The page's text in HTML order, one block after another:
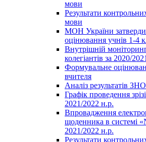
мови
Результати
мови
МОН України
оцінювання учнів 1-4
Внутрішній моніторинг
колегіантів за 2020/
Формувальне
вчителя
Аналіз результатів
Графік проведення
2021/2022 н.р.
Впровадження
щоденника в системі
2021/2022 н.р.
Результати контрольних